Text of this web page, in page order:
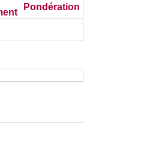
Pondération